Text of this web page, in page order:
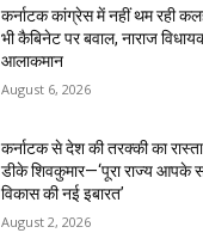
कर्नाटक कांग्रेस में नहीं थम रही
भी कैबिनेट पर बवाल, नाराज
आलाकमान
August 6, 2026
कर्नाटक से देश की तरक्की का
डीके शिवकुमार—‘पूरा राज्य आपके
विकास की नई इबारत’
August 2, 2026